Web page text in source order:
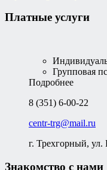
Платные услуги
Групповая
Подробнее
8 (351) 6-00-22
centr-trg@mail.ru
г. Трехгорный, ул.
Знакомство с нами